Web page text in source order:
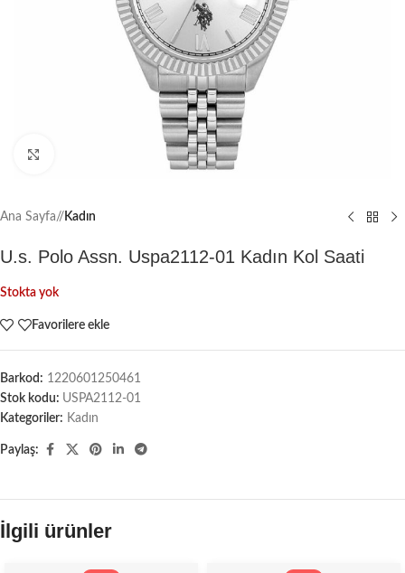
Büyütmek için tıklayın
Ana Sayfa/ Kadın
U.s. Polo Assn. Uspa2112-01 Kadın Kol Saati
Stokta yok
Favorilere ekle
Barkod: 1220601250461
Stok kodu: USPA2112-01
Kategoriler: Kadın
Paylaş:
İlgili ürünler